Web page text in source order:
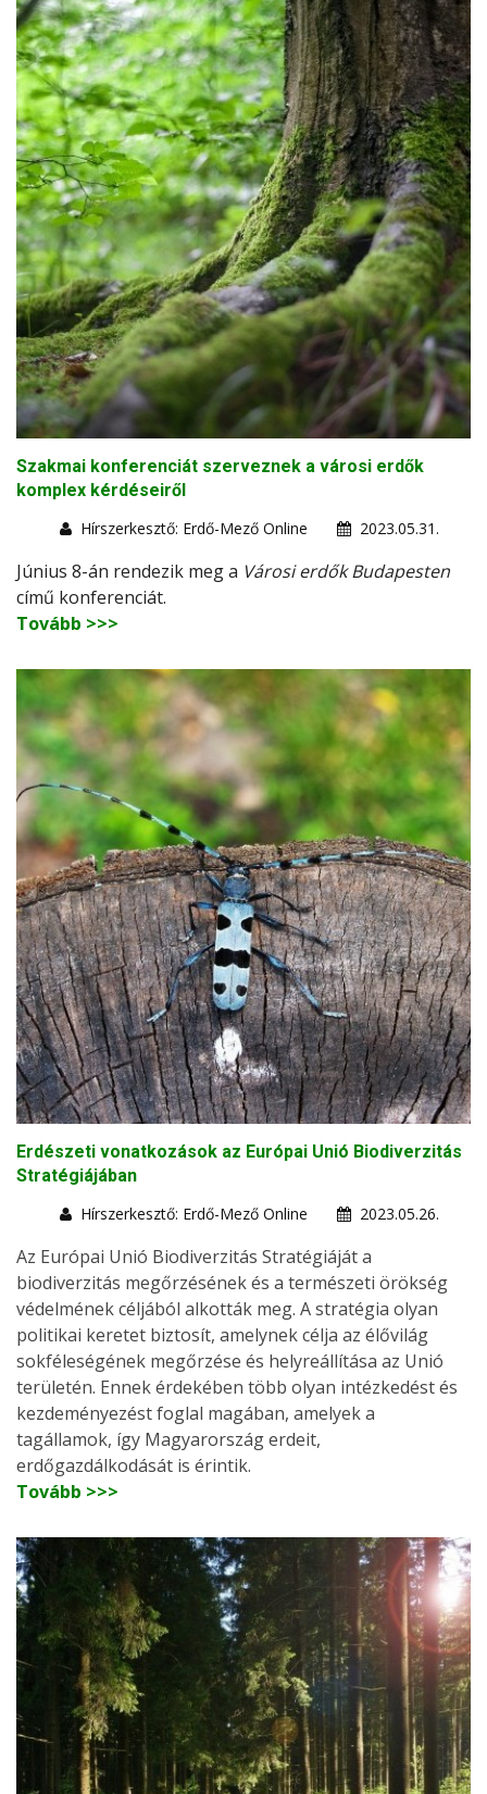
Szakmai konferenciát szerveznek a városi erdők
komplex kérdéseiről
Hírszerkesztő: Erdő-Mező Online
2023.05.31.
Június 8-án rendezik meg a Városi erdők Budapesten
című konferenciát.
Tovább >>>
Erdészeti vonatkozások az Európai Unió Biodiverzitás
Stratégiájában
Hírszerkesztő: Erdő-Mező Online
2023.05.26.
Az Európai Unió Biodiverzitás Stratégiáját a
biodiverzitás megőrzésének és a természeti örökség
védelmének céljából alkották meg. A stratégia olyan
politikai keretet biztosít, amelynek célja az élővilág
sokféleségének megőrzése és helyreállítása az Unió
területén. Ennek érdekében több olyan intézkedést és
kezdeményezést foglal magában, amelyek a
tagállamok, így Magyarország erdeit,
erdőgazdálkodását is érintik.
Tovább >>>